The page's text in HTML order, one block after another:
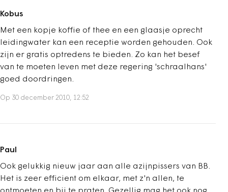
Kobus
Met een kopje koffie of thee en een glaasje oprecht
leidingwater kan een receptie worden gehouden. Ook
zijn er gratis optredens te bieden. Zo kan het besef
van te moeten leven met deze regering 'schraalhans'
goed doordringen.
Op 30 december 2010, 12:52
Paul
Ook gelukkig nieuw jaar aan alle azijnpissers van BB.
Het is zeer efficient om elkaar, met z'n allen, te